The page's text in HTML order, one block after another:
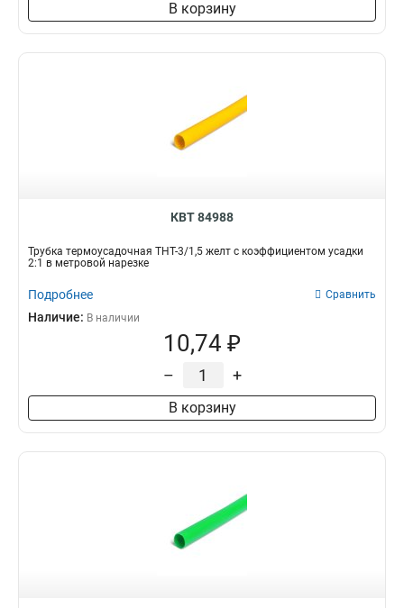
В корзину
КВТ 84988
Трубка термоусадочная ТНТ-3/1,5 желт с коэффициентом усадки
2:1 в метровой нарезке
Подробнее Сравнить
Наличие: В наличии
10,74 ₽
– +
В корзину